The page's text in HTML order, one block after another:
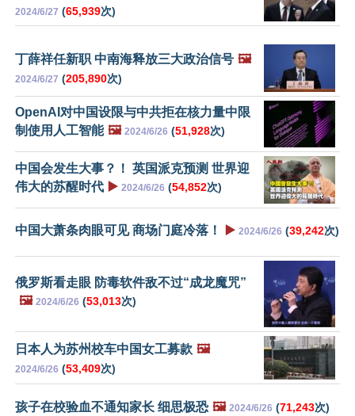
2024/6/27 (65,939次)
丁薛祥任新职 中南海释放三大政治信号 🖼️
2024/6/27 (205,890次)
OpenAI对中国设限与中共拒在核力量中限
制使用人工智能 🖼️ 2024/6/26 (51,928次)
中国会发生大事？！ 英国派克预测 世界迎
伟大的苏醒时代 ▶️ 2024/6/26 (54,852次)
中国大萧条肉眼可见 商场门庭冷落！ ▶️ 2024/6/26 (39,242次)
俄罗斯看走眼 防毒软件敌不过“成龙魔咒”
🖼️ 2024/6/26 (53,013次)
日本人为苏州校车中国女工募款 🖼️
2024/6/26 (53,409次)
孩子在校验血不通知家长 细思极恐 🖼️ 2024/6/26 (71,243次)